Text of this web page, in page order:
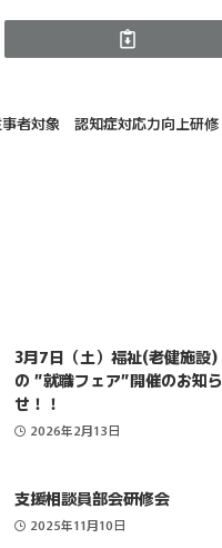
者対象 認知症対応力向上研修
3月7日（土）福祉(老健施設)
の ”就職フェア”開催のお知ら
せ！！
2026年2月13日
支援相談員部会研修会
2025年11月10日